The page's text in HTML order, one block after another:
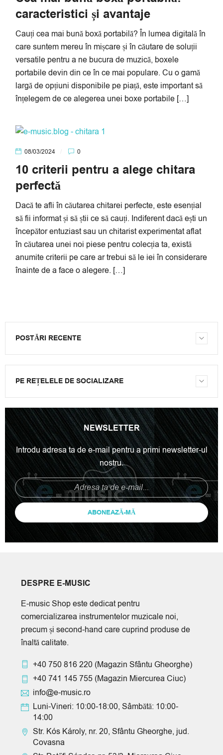
caracteristici și avantaje
Cauți cea mai bună boxă portabilă? În lumea digitală în
care suntem mereu în mișcare și în căutare de soluții
versatile pentru a ne bucura de muzică, boxele
portabile devin din ce în ce mai populare. Cu o gamă
largă de opțiuni disponibile pe piață, este important să
înțelegem de ce alegerea unei boxe portabile […]
08/03/2024 0
10 criterii pentru a alege chitara
perfectă
Dacă te afli în căutarea chitarei perfecte, este esențial
să fii informat și să știi ce să cauți. Indiferent dacă ești un
începător entuziast sau un chitarist experimentat aflat
în căutarea unei noi piese pentru colecția ta, există
anumite criterii pe care ar trebui să le iei în considerare
înainte de a face o alegere. […]
POSTĂRI RECENTE
PE REȚELELE DE SOCIALIZARE
NEWSLETTER
Introdu adresa ta de e-mail pentru a primi newsletter-ul
nostru.
ABONEAZĂ-MĂ
DESPRE E-MUSIC
E-music Shop este dedicat pentru
comercializarea instrumentelor muzicale noi,
precum și second-hand care cuprind produse de
înaltă calitate.
+40 750 816 220 (Magazin Sfântu Gheorghe)
+40 741 145 755 (Magazin Miercurea Ciuc)
info@e-music.ro
Luni-Vineri: 10:00-18:00, Sâmbătă: 10:00-
14:00
Str. Kós Károly, nr. 20, Sfântu Gheorghe, jud.
Covasna